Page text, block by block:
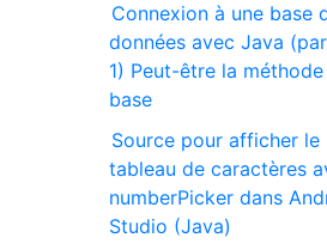
Connexion à une base
données avec Java
1) Peut-être la
base
Source pour afficher le
tableau de caractères
numberPicker dans
Studio (Java)